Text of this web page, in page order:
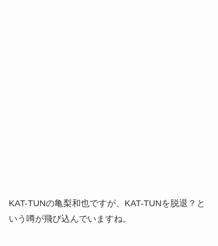
KAT-TUNの亀梨和也ですが、KAT-TUNを脱退？と
いう噂が飛び込んでいますね。